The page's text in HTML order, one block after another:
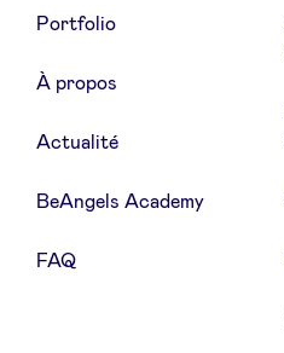
Portfolio
À propos
Actualité
BeAngels Academy
FAQ